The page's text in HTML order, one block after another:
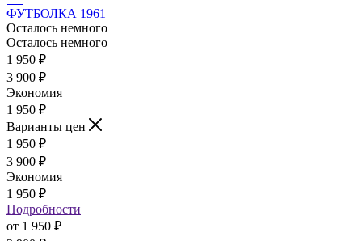
ФУТБОЛКА 1961
Осталось немного
Осталось немного
1 950 ₽
3 900 ₽
Экономия
1 950 ₽
Варианты цен
1 950 ₽
3 900 ₽
Экономия
1 950 ₽
Подробности
от 1 950 ₽